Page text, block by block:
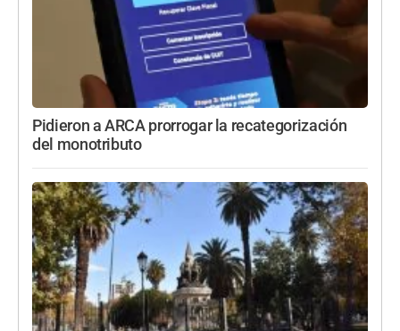
Pidieron a ARCA prorrogar la recategorización
del monotributo